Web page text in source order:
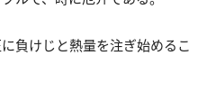
負けじと熱量を注ぎ始めるこ